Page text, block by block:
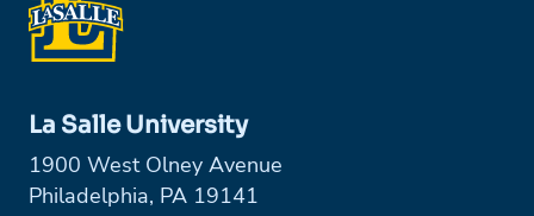
La Salle University
1900 West Olney Avenue
Philadelphia, PA 19141